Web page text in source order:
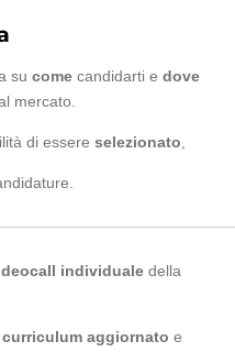
su come candidarti e dove
mercato.
di essere selezionato
individuale della
curriculum aggiornato e